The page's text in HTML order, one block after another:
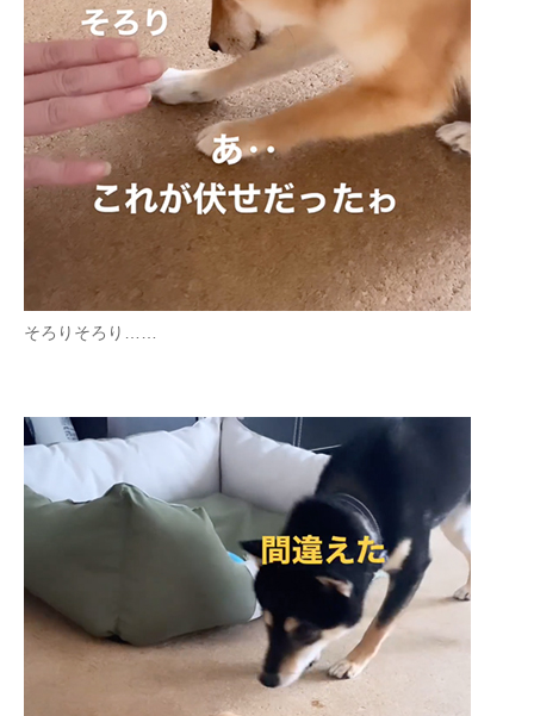
そろりそろり……